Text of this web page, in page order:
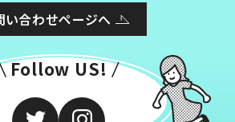
い合わせページへ
Follow US!